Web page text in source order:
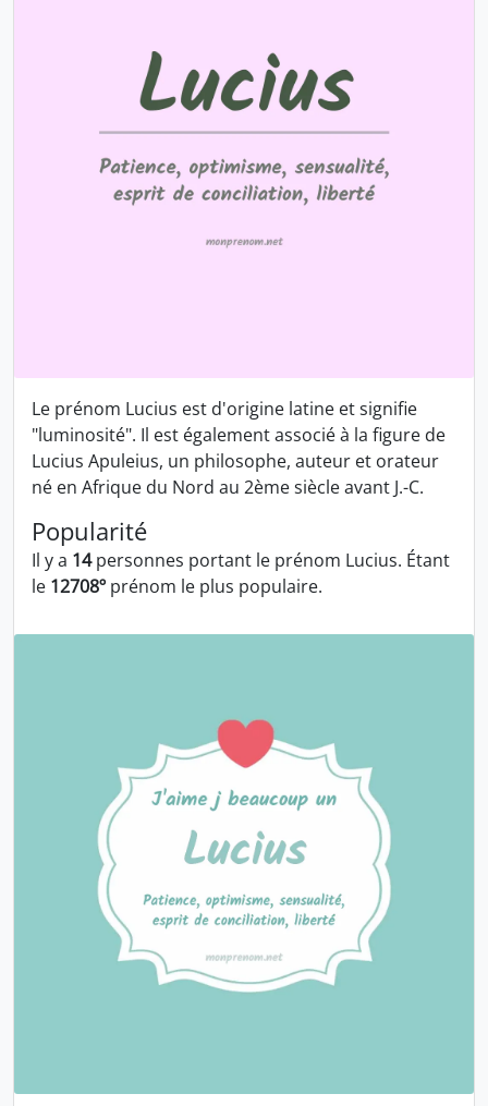
Le prénom Lucius est d'origine latine et signifie
"luminosité". Il est également associé à la figure de
Lucius Apuleius, un philosophe, auteur et orateur
né en Afrique du Nord au 2ème siècle avant J.-C.
Popularité
Il y a 14personnes portant le prénom Lucius. Étant
le 12708º prénom le plus populaire.